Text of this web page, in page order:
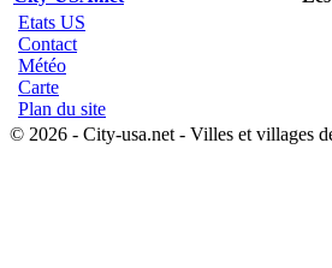
Etats US
Contact
Météo
Carte
Plan du site
© 2026 - City-usa.net - Villes et villages